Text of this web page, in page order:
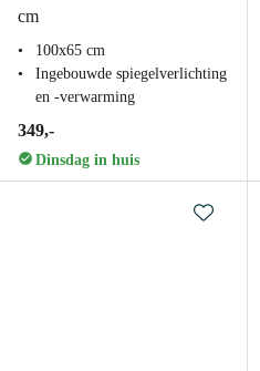
cm
100x65 cm
Ingebouwde spiegelverlichting
en -verwarming
349,-
Dinsdag in huis